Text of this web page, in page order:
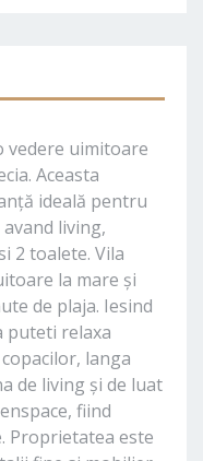
vedere uimitoare
Aceasta
ideală pentru
living,
2 toalete. Vila
la mare și
de plaja. Iesind
puteti relaxa
langa
de living și de luat
fiind
Proprietatea este